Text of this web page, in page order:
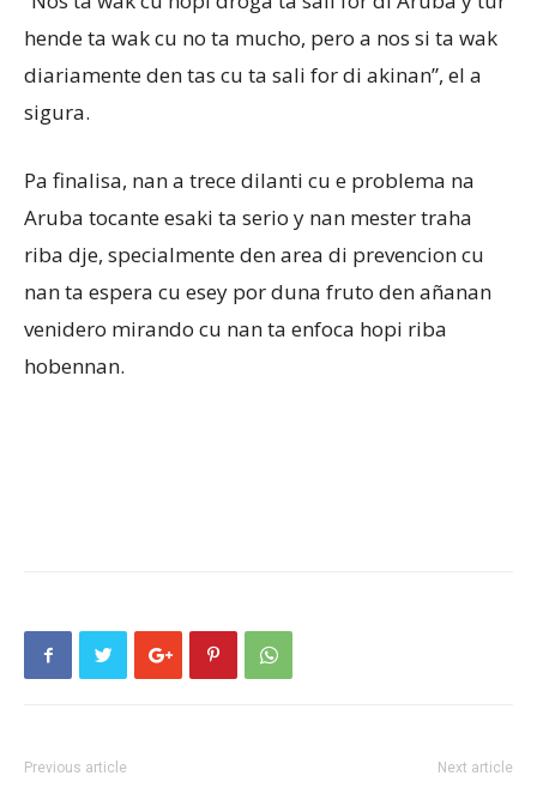
hende ta wak cu no ta mucho, pero a nos si ta wak
diariamente den tas cu ta sali for di akinan”, el a
sigura.
Pa finalisa, nan a trece dilanti cu e problema na
Aruba tocante esaki ta serio y nan mester traha
riba dje, specialmente den area di prevencion cu
nan ta espera cu esey por duna fruto den añanan
venidero mirando cu nan ta enfoca hopi riba
hobennan.
Previous article Next article